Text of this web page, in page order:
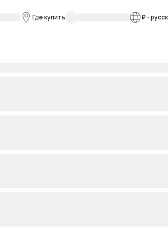
Где купить ₽-